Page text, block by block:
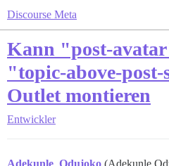
Discourse Meta
Kann "post-
"topic-above-
Outlet montieren
Entwickler
Adekunle_Odujoko (Adekunle